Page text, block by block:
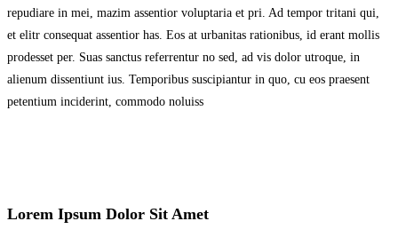
repudiare in mei, mazim assentior voluptaria et pri. Ad tempor tritani qui,
et elitr consequat assentior has. Eos at urbanitas rationibus, id erant mollis
prodesset per. Suas sanctus referrentur no sed, ad vis dolor utroque, in
alienum dissentiunt ius. Temporibus suscipiantur in quo, cu eos praesent
petentium inciderint, commodo noluiss
Lorem Ipsum Dolor Sit Amet